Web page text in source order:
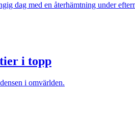
dag med en återhämtning under
i topp
i omvärlden.